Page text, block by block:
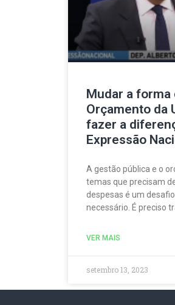
Mudar a
Orçamento da
fazer a
Expressão
A gestão pública e o
temas que precisam
despesas é um
necessário. É preciso
VER MAIS
setembro 13, 2023